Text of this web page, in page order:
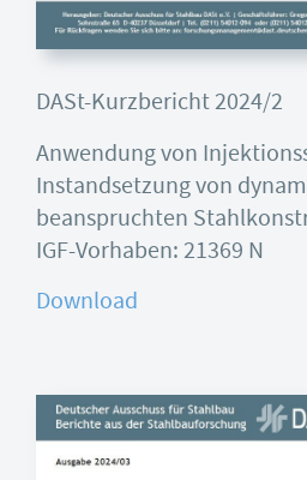
DASt-Kurzbericht 2024/2
Anwendung von
Instandsetzung von
beanspruchten
IGF-Vorhaben: 21369 N
Download